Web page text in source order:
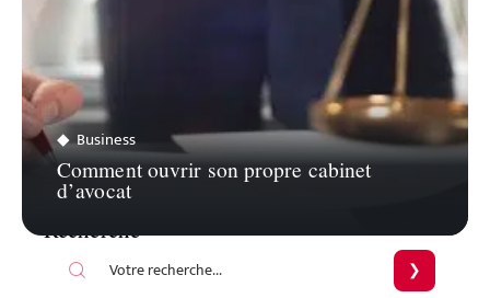
Business
Comment ouvrir son propre cabinet
d’avocat
Recherche